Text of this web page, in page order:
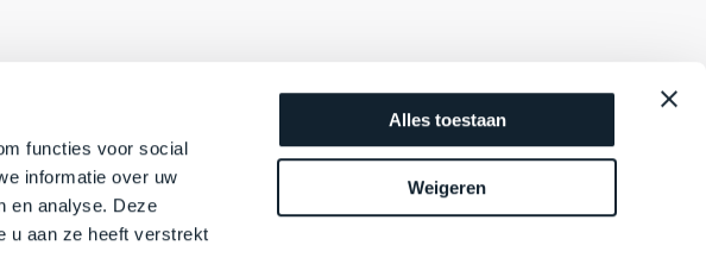
functies voor social
informatie over uw
en analyse. Deze
u aan ze heeft verstrekt
Alles toestaan
Weigeren